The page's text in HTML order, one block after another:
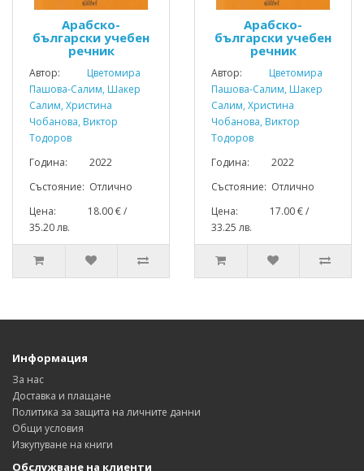
Арабско-
български учебен
речник
Автор:
Цветомира
Пашова-Салим, Шакер
Салим, Христина
Чобанова, Виктор
Тодоров
Година: 2022
Състояние: Отлично
Цена: 18.00 € /
35.20 лв.
Арабско-
български учебен
речник
Автор:
Цветомира
Пашова-Салим, Шакер
Салим, Христина
Чобанова, Виктор
Тодоров
Година: 2022
Състояние: Отлично
Цена: 17.00 € /
33.25 лв.
Информация
За нас
Доставка и плащане
Политика за защита на личните данни
Общи условия
Изкупуване на книги
Обслужване на клиенти